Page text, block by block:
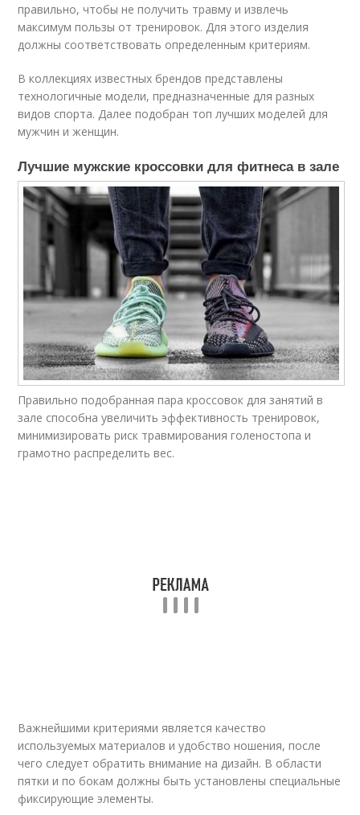
правильно, чтобы не получить травму и извлечь
максимум пользы от тренировок. Для этого изделия
должны соответствовать определенным критериям.
В коллекциях известных брендов представлены
технологичные модели, предназначенные для разных
видов спорта. Далее подобран топ лучших моделей для
мужчин и женщин.
Лучшие мужские кроссовки для фитнеса в зале
Правильно подобранная пара кроссовок для занятий в
зале способна увеличить эффективность тренировок,
минимизировать риск травмирования голеностопа и
грамотно распределить вес.
Важнейшими критериями является качество
используемых материалов и удобство ношения, после
чего следует обратить внимание на дизайн. В области
пятки и по бокам должны быть установлены специальные
фиксирующие элементы.